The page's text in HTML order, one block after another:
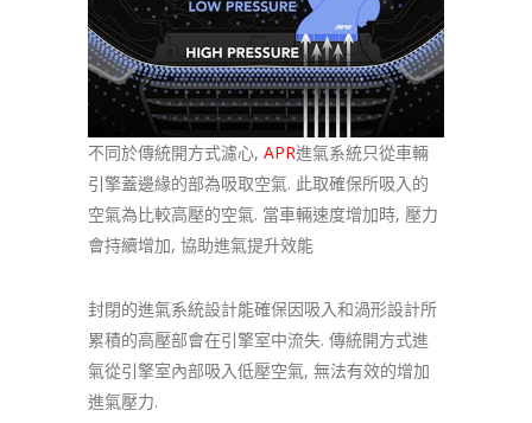
不同於傳統開方式濾心, APR進氣系統只從車輛
引擎蓋邊緣的部為吸取空氣. 此取確保所吸入的
空氣為比較高壓的空氣. 當車輛速度增加時, 壓力
會持續增加, 協助進氣提升效能
封閉的進氣系統設計能確保因吸入和渦形設計所
累積的高壓部會在引擎室中流失. 傳統開方式進
氣從引擎室內部吸入低壓空氣, 無法有效的增加
進氣壓力.